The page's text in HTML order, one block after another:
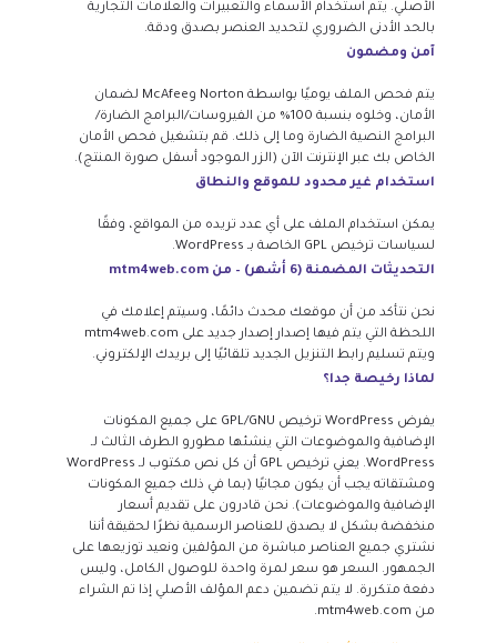
الأصلي. يتم استخدام الأسماء والتعبيرات والعلامات التجارية
بالحد الأدنى الضروري لتحديد العنصر بصدق ودقة.
آمن ومضمون
يتم فحص الملف يوميًا بواسطة Norton وMcAfee لضمان
الأمان، وخلوه بنسبة 100% من الفيروسات/البرامج الضارة/
البرامج النصية الضارة وما إلى ذلك. قم بتشغيل فحص الأمان
الخاص بك عبر الإنترنت الآن (الزر الموجود أسفل صورة المنتج).
استخدام غير محدود للموقع والنطاق
يمكن استخدام الملف على أي عدد تريده من المواقع، وفقًا
لسياسات ترخيص GPL الخاصة بـ WordPress.
التحديثات المضمنة (6 أشهر) – من mtm4web.com
نحن نتأكد من أن موقعك محدث دائمًا، وسيتم إعلامك في
اللحظة التي يتم فيها إصدار إصدار جديد على mtm4web.com
ويتم تسليم رابط التنزيل الجديد تلقائيًا إلى بريدك الإلكتروني.
لماذا رخيصة جدا؟
يفرض WordPress ترخيص GPL/GNU على جميع المكونات
الإضافية والموضوعات التي ينشئها مطورو الطرف الثالث لـ
WordPress. يعني ترخيص GPL أن كل نص مكتوب لـ WordPress
ومشتقاته يجب أن يكون مجانيًا (بما في ذلك جميع المكونات
الإضافية والموضوعات). نحن قادرون على تقديم أسعار
منخفضة بشكل لا يصدق للعناصر الرسمية نظرًا لحقيقة أننا
نشتري جميع العناصر مباشرة من المؤلفين ونعيد توزيعها على
الجمهور. السعر هو سعر لمرة واحدة للوصول الكامل، وليس
دفعة متكررة. لا يتم تضمين دعم المؤلف الأصلي إذا تم الشراء
من mtm4web.com.